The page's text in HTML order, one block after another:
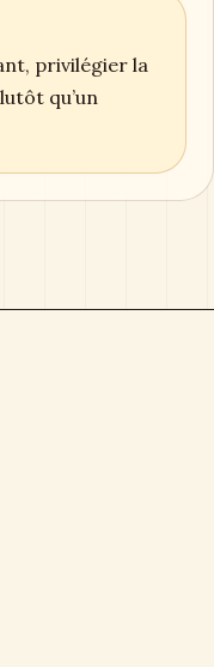
privilégier la
qu’un